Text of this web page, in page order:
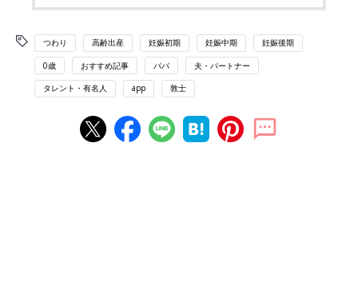
つわり 高齢出産 妊娠初期 妊娠中期 妊娠後期
0歳 おすすめ記事 パパ 夫・パートナー
タレント・有名人 app 敦士